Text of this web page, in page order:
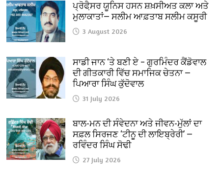
ਪ੍ਰੋਫੈ਼ਸਰ ਯੂਨਿਸ ਹਸਨ ਸ਼ਖ਼ਸੀਅਤ ਕਲਾ ਅਤੇ
ਮੁਲਾਕਾਤਾਂ— ਸਲੀਮ ਆਫ਼ਤਾਬ ਸਲੀਮ ਕਸੂਰੀ
3 August 2026
ਸਾਡੀ ਜਾਨ ‘ਤੇ ਬਣੀ ਏ – ਗੁਰਮਿੰਦਰ ਕੈਂਡੋਵਾਲ
ਦੀ ਗੀਤਕਾਰੀ ਵਿੱਚ ਸਮਾਜਿਕ ਚੇਤਨਾ —
ਪਿਆਰਾ ਸਿੰਘ ਕੁੱਦੋਵਾਲ
31 July 2026
ਬਾਲ-ਮਨ ਦੀ ਸੰਵੇਦਨਾ ਅਤੇ ਜੀਵਨ-ਮੁੱਲਾਂ ਦਾ
ਸਫ਼ਲ ਸਿਰਜਣ ‘ਟੀਨੂ ਦੀ ਲਾਇਬ੍ਰੇਰੀ’ —
ਰਵਿੰਦਰ ਸਿੰਘ ਸੋਢੀ
27 July 2026